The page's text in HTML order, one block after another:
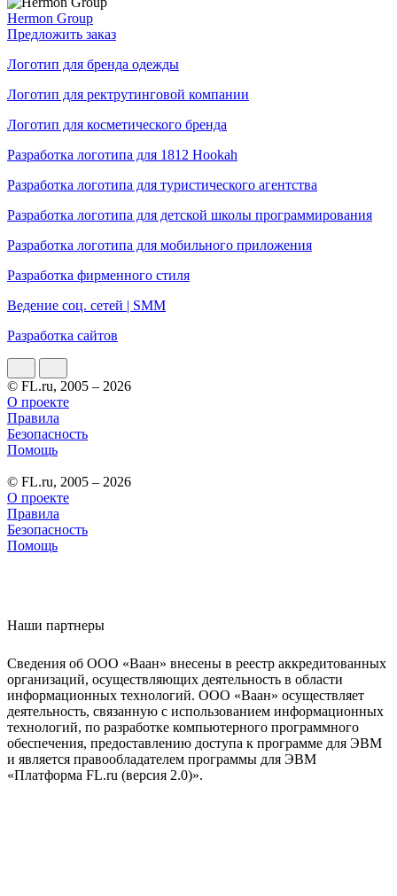
Hermon Group
Предложить заказ
Логотип для бренда одежды
Логотип для ректрутинговой компании
Логотип для косметического бренда
Разработка логотипа для 1812 Hookah
Разработка логотипа для туристического агентства
Разработка логотипа для детской школы программирования
Разработка логотипа для мобильного приложения
Разработка фирменного стиля
Ведение соц. сетей | SMM
Разработка сайтов
© FL.ru, 2005 – 2026
О проекте
Правила
Безопасность
Помощь
© FL.ru, 2005 – 2026
О проекте
Правила
Безопасность
Помощь
Наши партнеры
Сведения об ООО «Ваан» внесены в реестр аккредитованных
организаций, осуществляющих деятельность в области
информационных технологий. ООО «Ваан» осуществляет
деятельность, связанную с использованием информационных
технологий, по разработке компьютерного программного
обеспечения, предоставлению доступа к программе для ЭВМ
и является правообладателем программы для ЭВМ
«Платформа FL.ru (версия 2.0)».